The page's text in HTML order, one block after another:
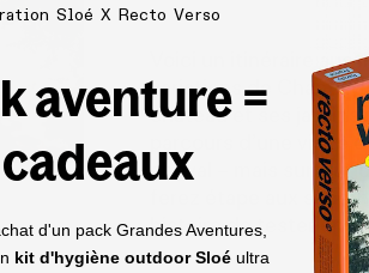
Voici un itinéraire
variations de Chantilly
château et ses jardins
parcours d’une
cheval – mais surtout
ferez étape aux
histoire de tester en
Sloé X Recto Verso
aventure =
d'un pack Grandes Aventures,
kit d'hygiène outdoor Sloé ultra